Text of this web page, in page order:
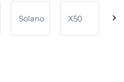
Solano X50